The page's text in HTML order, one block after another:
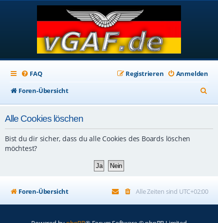
FAQ Anmelden
Registrieren
Foren-Übersicht
u
Alle Cookies löschen
Bist du dir sicher, dass du alle Cookies des Boards löschen
möchtest?
Foren-Übersicht Alle Zeiten sind UTC+02:00